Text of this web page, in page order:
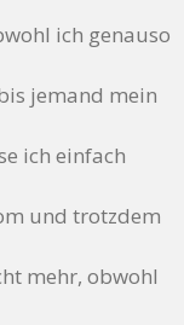
ich genauso
jemand mein
ich einfach
und trotzdem
mehr, obwohl